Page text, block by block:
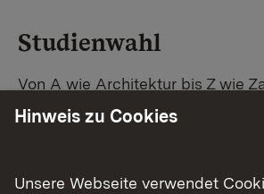
Studienwahl
Von A wie Architektur bis Z wie
Baden-Württemberg warten
Studiengangsuche schnell den
Hinweis zu Cookies
Unsere Webseite verwendet